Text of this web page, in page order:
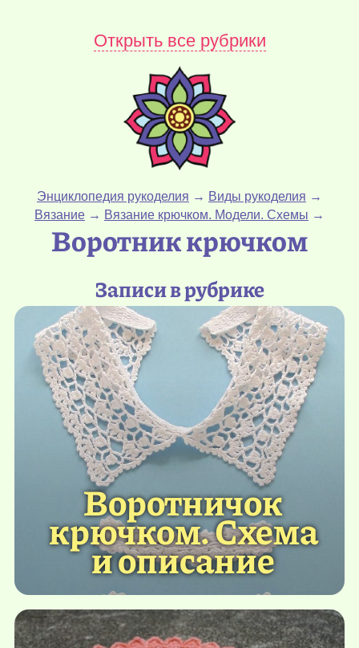
Открыть все рубрики
Энциклопедия рукоделия → Виды рукоделия →
Вязание → Вязание крючком. Модели. Схемы →
Воротник крючком
Записи в рубрике
Воротничок
крючком. Схема
и описание